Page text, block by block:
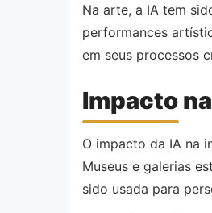
Na arte, a IA tem
performances
em seus processos
Impacto
O impacto da IA na
Museus e galerias
sido usada para